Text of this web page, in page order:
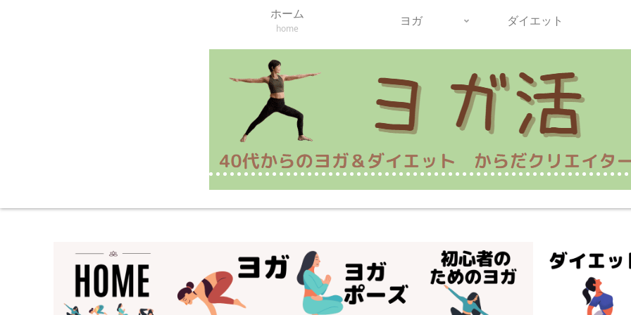
ホーム
home
ヨガ ダイエット